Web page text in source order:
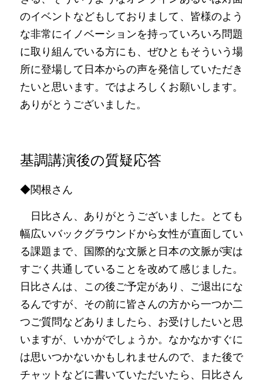
のイベントなどもしておりまして、皆様のよう
な非常にイノベーションを持っていろいろ問題
に取り組んでいる方にも、ぜひともそういう場
所に登場して日本からの声を発信していただき
たいと思います。ではよろしくお願いします。
ありがとうございました。
基調講演後の質疑応答
◆関根さん
日比さん、ありがとうございました。とても
幅広いバックグラウンドから女性が直面してい
る課題まで、国際的な文脈と日本の文脈が実は
すごく共通していることを改めて感じました。
日比さんは、この後ご予定があり、ご退出にな
るんですが、その前に皆さんの方から一つか二
つご質問などありましたら、お受けしたいと思
いますが、いかがでしょうか。なかなかすぐに
は思いつかないかもしれませんので、また後で
チャットなどに書いていただいたら、日比さん